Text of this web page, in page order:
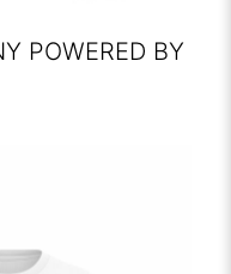
POWERED BY